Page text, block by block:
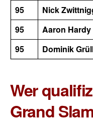
95
Nick
95
Aaron Hardy
95
Dominik
Wer
Grand